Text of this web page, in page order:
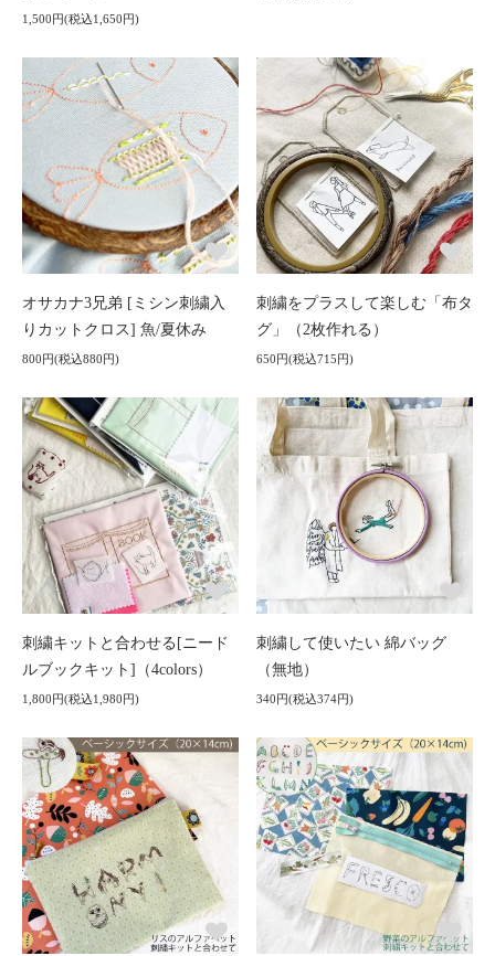
1,500円(税込1,650円)
オサカナ3兄弟 [ミシン刺繍入
りカットクロス] 魚/夏休み
800円(税込880円)
刺繍をプラスして楽しむ「布タ
グ」（2枚作れる）
650円(税込715円)
刺繍キットと合わせる[ニード
ルブックキット]（4colors）
1,800円(税込1,980円)
刺繍して使いたい 綿バッグ
（無地）
340円(税込374円)